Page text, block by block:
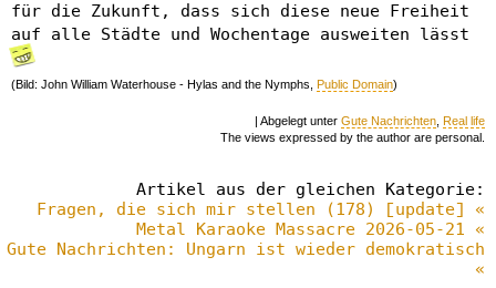
für die Zukunft, dass sich diese neue Freiheit
auf alle Städte und Wochentage ausweiten lässt
(Bild: John William Waterhouse - Hylas and the Nymphs, Public Domain)
| Abgelegt unter Gute Nachrichten Real life
The views expressed by the author are personal.
Artikel aus der gleichen Kategorie:
Fragen, die sich mir stellen (178) [update] «
Metal Karaoke Massacre 2026-05-21 «
Gute Nachrichten: Ungarn ist wieder demokratisch
«